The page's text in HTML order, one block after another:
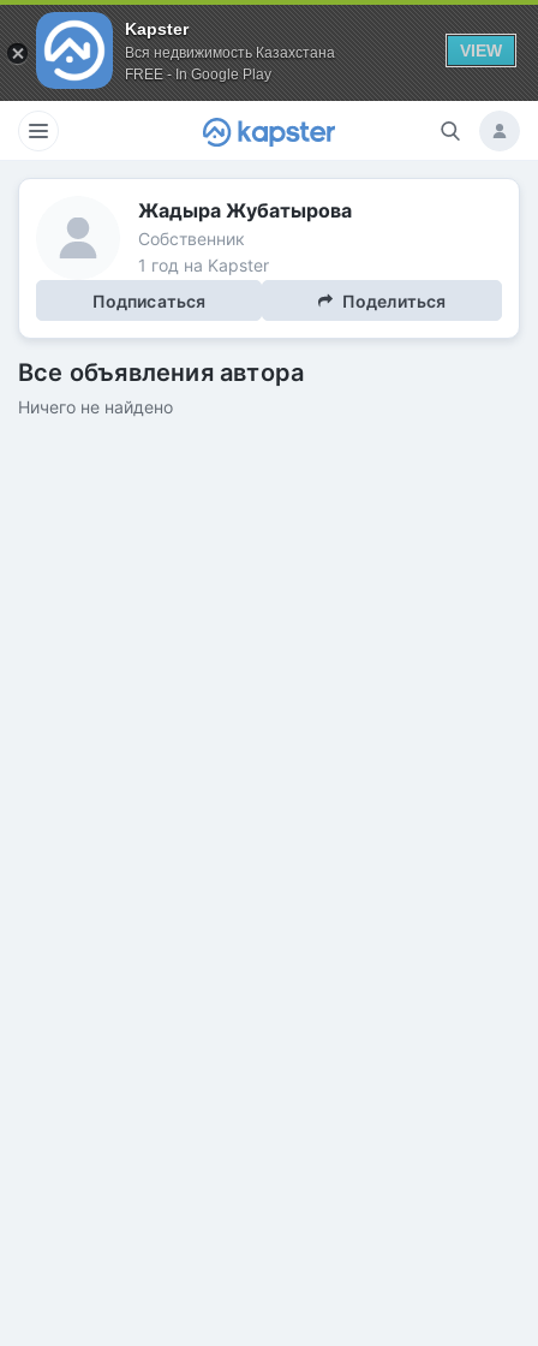
Kapster
Вся недвижимость Казахстана
FREE - In Google Play
VIEW
Жадыра Жубатырова
Собственник
1 год на Kapster
Подписаться
Поделиться
Все объявления автора
Ничего не найдено